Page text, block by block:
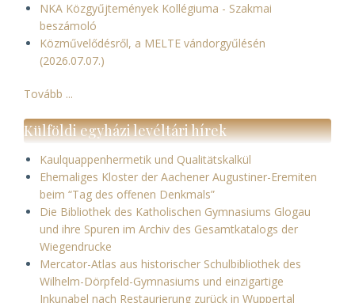
NKA Közgyűjtemények Kollégiuma - Szakmai
beszámoló
Közművelődésről, a MELTE vándorgyűlésén
(2026.07.07.)
Tovább ...
Külföldi egyházi levéltári hírek
Kaulquappenhermetik und Qualitätskalkül
Ehemaliges Kloster der Aachener Augustiner-Eremiten
beim “Tag des offenen Denkmals”
Die Bibliothek des Katholischen Gymnasiums Glogau
und ihre Spuren im Archiv des Gesamtkatalogs der
Wiegendrucke
Mercator-Atlas aus historischer Schulbibliothek des
Wilhelm-Dörpfeld-Gymnasiums und einzigartige
Inkunabel nach Restaurierung zurück in Wuppertal